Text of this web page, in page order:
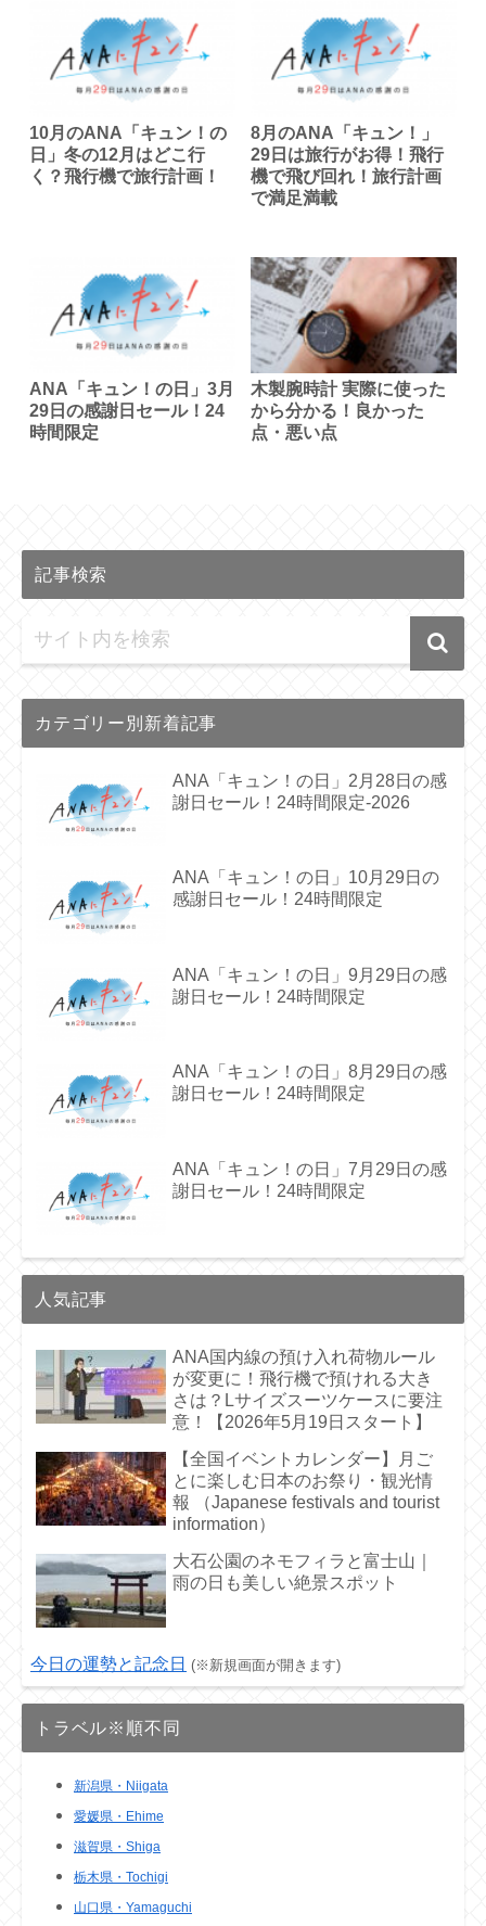
10月のANA「キュン！の
日」冬の12月はどこ行
く？飛行機で旅行計画！
8月のANA「キュン！」
29日は旅行がお得！飛行
機で飛び回れ！旅行計画
で満足満載
ANA「キュン！の日」3月
29日の感謝日セール！24
時間限定
木製腕時計 実際に使った
から分かる！良かった
点・悪い点
記事検索
カテゴリー別新着記事
ANA「キュン！の日」2月28日の感
謝日セール！24時間限定-2026
ANA「キュン！の日」10月29日の
感謝日セール！24時間限定
ANA「キュン！の日」9月29日の感
謝日セール！24時間限定
ANA「キュン！の日」8月29日の感
謝日セール！24時間限定
ANA「キュン！の日」7月29日の感
謝日セール！24時間限定
人気記事
ANA国内線の預け入れ荷物ルール
が変更に！飛行機で預けれる大き
さは？Lサイズスーツケースに要注
意！【2026年5月19日スタート】
【全国イベントカレンダー】月ご
とに楽しむ日本のお祭り・観光情
報 （Japanese festivals and tourist
information）
大石公園のネモフィラと富士山｜
雨の日も美しい絶景スポット
今日の運勢と記念日 (※新規画面が開きます)
トラベル※順不同
新潟県・Niigata
愛媛県・Ehime
滋賀県・Shiga
栃木県・Tochigi
山口県・Yamaguchi